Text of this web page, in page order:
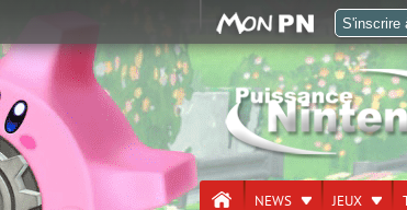
NEWS JEUX
S'inscrire